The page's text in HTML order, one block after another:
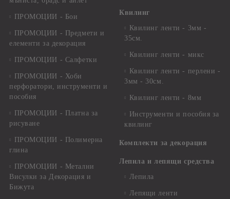
ПРОМОЦИИ - Бои
ПРОМОЦИИ - Предмети и
елементи за декорация
ПРОМОЦИИ - Салфетки
ПРОМОЦИИ - Хоби
перфоратори, инструменти и
пособия
ПРОМОЦИИ - Платна за
рисуване
ПРОМОЦИИ - Полимерна
глина
ПРОМОЦИИ - Метални
Висулки за Декорация и
Бижута
Квилинг
Квилинг ленти - 3мм -
35см.
Квилинг ленти - микс
Квилинг ленти - перлени -
3мм - 30см.
Квилинг ленти - 8мм
Инструменти и пособия за
квилинг
Комплекти за декорация
Лепила и лепящи средства
Лепила
Лепящи ленти